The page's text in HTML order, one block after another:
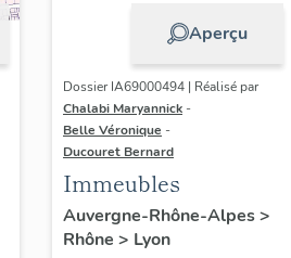
Aperçu
Dossier IA69000494 | Réalisé par
Chalabi Maryannick -
Belle Véronique -
Ducouret Bernard
Immeubles
Auvergne-Rhône-Alpes>
Rhône > Lyon